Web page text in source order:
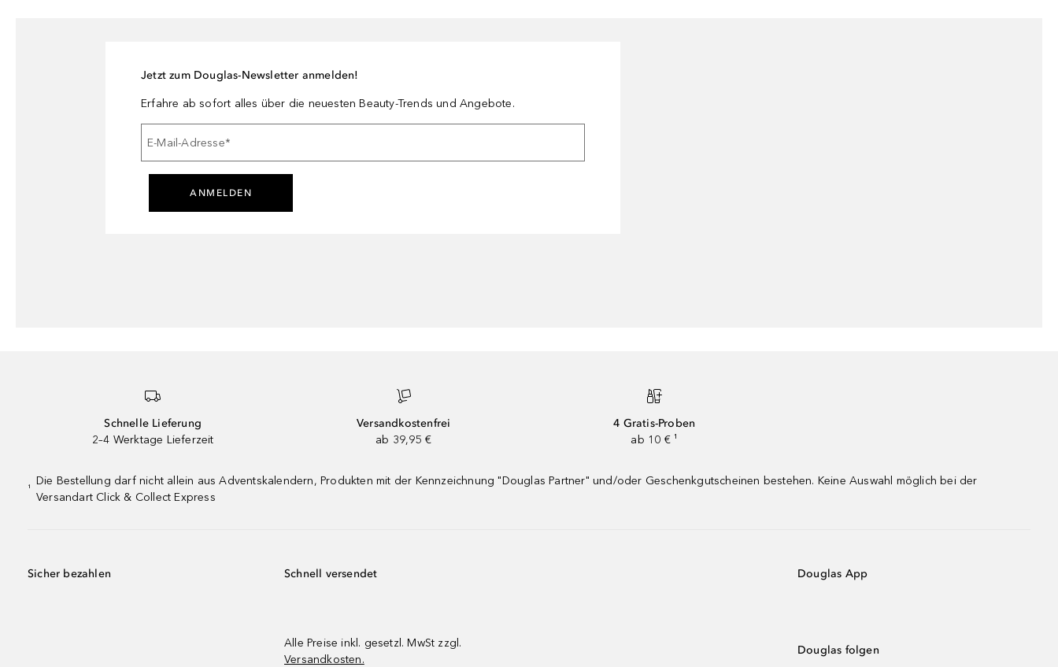
Jetzt zum Douglas-Newsletter anmelden!
Erfahre ab sofort alles über die neuesten Beauty-Trends und Angebote.
E-Mail-Adresse*
ANMELDEN
Schnelle Lieferung
2–4 Werktage Lieferzeit
Versandkostenfrei
ab 39,95 €
4 Gratis-Proben
ab 10 € ¹
¹
Die Bestellung darf nicht allein aus Adventskalendern, Produkten mit der Kennzeichnung "Douglas Partner" und/oder Geschenkgutscheinen bestehen. Keine Auswahl möglich bei der
Versandart Click & Collect Express
Sicher bezahlen Schnell versendet
Alle Preise inkl. gesetzl. MwSt zzgl.
Versandkosten.
Douglas App
Douglas folgen